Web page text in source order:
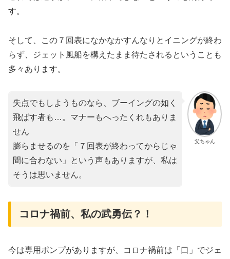
す。
そして、この７回表になかなかすんなりとイニングが終わ
らず、ジェット風船を構えたまま待たされるということも
多々あります。
父ちゃん
失点でもしようものなら、ブーイングの如く
飛ばす者も…。マナーもへったくれもありま
せん
膨らませるのを​「７回表が終わってからじゃ
間に合わない」という声もありますが、私は
そうは思いません。
コロナ禍前、私の武勇伝？！
​今は専用ポンプがありますが、コロナ禍前は「口」でジェ